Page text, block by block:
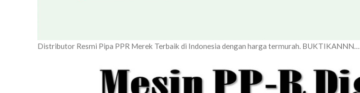
Distributor Resmi Pipa PPR Merek Terbaik di Indonesia dengan harga termurah. BUKTIKANNN…